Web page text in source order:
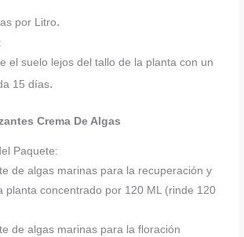
por Litro.
el suelo lejos del tallo de la planta con un
15 días.
Crema De Algas
Paquete:
de algas marinas para la recuperación y
planta concentrado por 120 ML (rinde 120
de algas marinas para la floración